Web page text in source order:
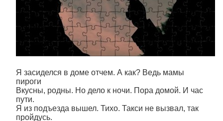
Я засиделся в доме отчем. А как? Ведь мамы
пироги
Вкусны, родны. Но дело к ночи. Пора домой. И час
пути.
Я из подъезда вышел. Тихо. Такси не вызвал, так
пройдусь.